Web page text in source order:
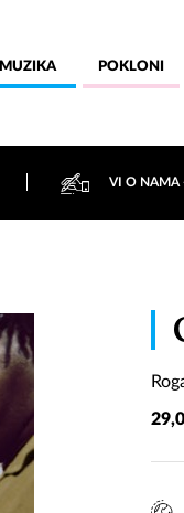
MUZIKA POKLONI
VI O NAMA